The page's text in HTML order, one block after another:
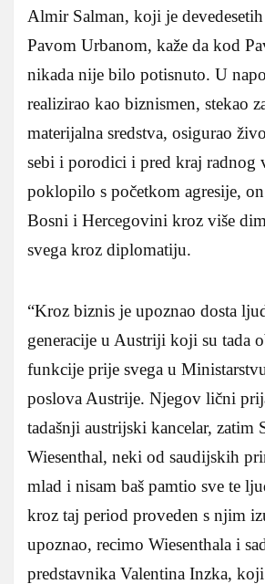
Almir Salman, koji je
Pavom Urbanom, kaže da kod
nikada nije bilo potisnuto. U
realizirao kao biznismen, stekao
materijalna sredstva, osigurao
sebi i porodici i pred kraj radnog
poklopilo s početkom agresije,
Bosni i Hercegovini kroz više
svega kroz diplomatiju.
“Kroz biznis je upoznao dosta
generacije u Austriji koji su tada
funkcije prije svega u
poslova Austrije. Njegov lični
tadašnji austrijski kancelar, zatim
Wiesenthal, neki od saudijskih
mlad i nisam baš pamtio sve te
kroz taj period proveden s njim
upoznao, recimo Wiesenthala i
predstavnika Valentina Inzka,